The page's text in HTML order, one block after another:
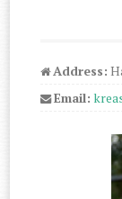
Address:
Email: